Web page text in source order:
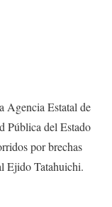
Agencia Estatal de
Pública del Estado
por brechas
Ejido Tatahuichi.